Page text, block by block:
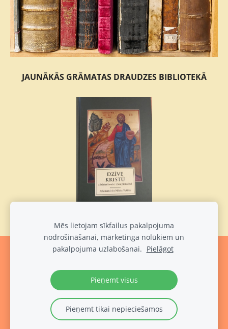
JAUNĀKĀS GRĀMATAS DRAUDZES BIBLIOTEKĀ
Sīkdatnes
Mēs lietojam sīkfailus pakalpojuma
nodrošināšanai, mārketinga nolūkiem un
pakalpojuma uzlabošanai. Pielāgot
Pieņemt visus
Pieņemt tikai nepieciešamos